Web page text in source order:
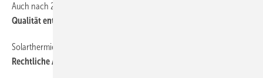
Auch nach 20 Jahren muss die Leistung stimmen
Qualität entscheidet über die Rendite
Solarthermie für Mehrfamilienhäuser (Teil 2)
Rechtliche Aspekte bei Solaranlagen im Mietshaus